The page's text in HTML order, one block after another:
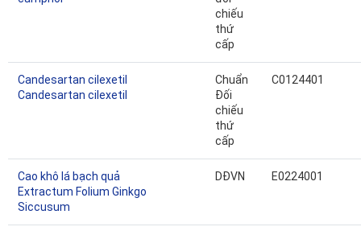
chiếu
thứ
cấp
Candesartan cilexetil
Candesartan cilexetil
Chuẩn
Đối
chiếu
thứ
cấp
C0124401
Cao khô lá bạch quả
Extractum Folium Ginkgo
Siccusum
DĐVN E0224001